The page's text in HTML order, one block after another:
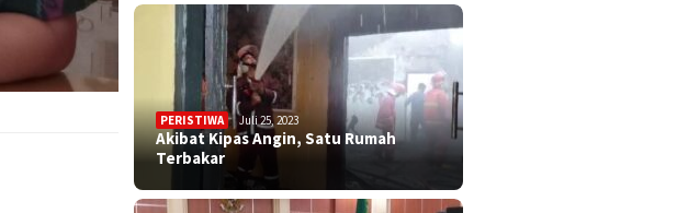
PERISTIWA Juli 25, 2023
Akibat Kipas Angin, Satu Rumah
Terbakar